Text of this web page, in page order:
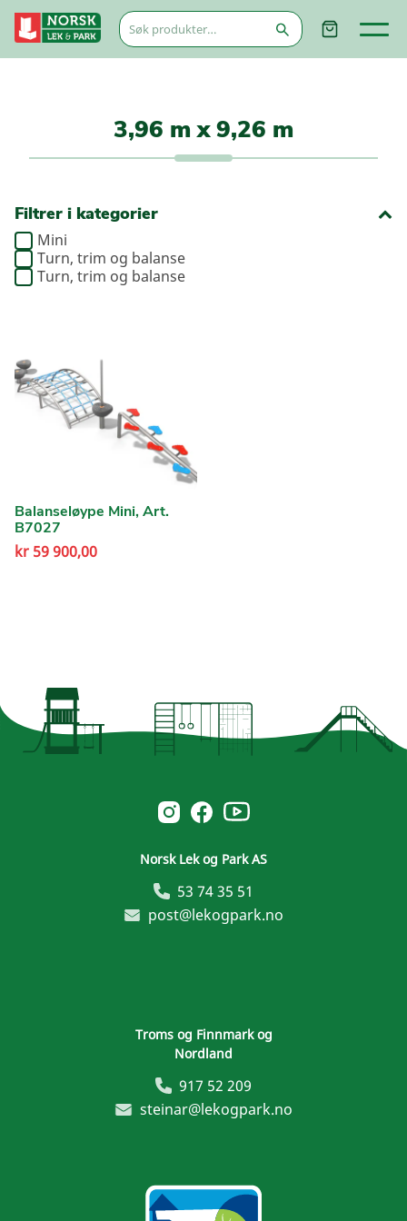
Søk
etter:
3,96 m x 9,26 m
Filtrer i kategorier
Mini
Turn, trim og balanse
Turn, trim og balanse
Balanseløype Mini, Art.
B7027
kr 59 900,00
Norsk Leg & Park instagram
Norsk Leg & Park facebook
Norsk Leg & Park youtube
Norsk Lek og Park AS
53 74 35 51
post@lekogpark.no
Troms og Finnmark og
Nordland
917 52 209
steinar@lekogpark.no